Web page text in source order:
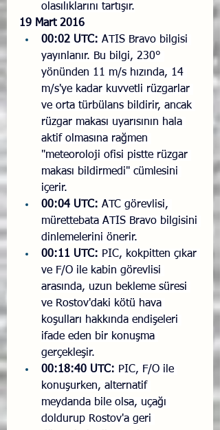
olasılıklarını tartışır.
19 Mart 2016
00:02 UTC: ATIS Bravo bilgisi
yayınlanır. Bu bilgi, 230°
yönünden 11 m/s hızında, 14
m/s'ye kadar kuvvetli rüzgarlar
ve orta türbülans bildirir, ancak
rüzgar makası uyarısının hala
aktif olmasına rağmen
"meteoroloji ofisi pistte rüzgar
makası bildirmedi" cümlesini
içerir.
00:04 UTC: ATC görevlisi,
mürettebata ATIS Bravo bilgisini
dinlemelerini önerir.
00:11 UTC: PIC, kokpitten çıkar
ve F/O ile kabin görevlisi
arasında, uzun bekleme süresi
ve Rostov'daki kötü hava
koşulları hakkında endişeleri
ifade eden bir konuşma
gerçekleşir.
00:18:40 UTC: PIC, F/O ile
konuşurken, alternatif
meydanda bile olsa, uçağı
doldurup Rostov'a geri